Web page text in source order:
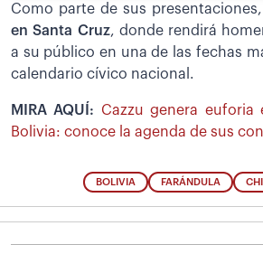
Como parte de sus presentaciones,
en Santa Cruz, donde rendirá
a su público en una de las fechas
calendario cívico nacional.
MIRA AQUÍ: Cazzu genera euforia
Bolivia: conoce la agenda de sus
BOLIVIA FARÁNDULA